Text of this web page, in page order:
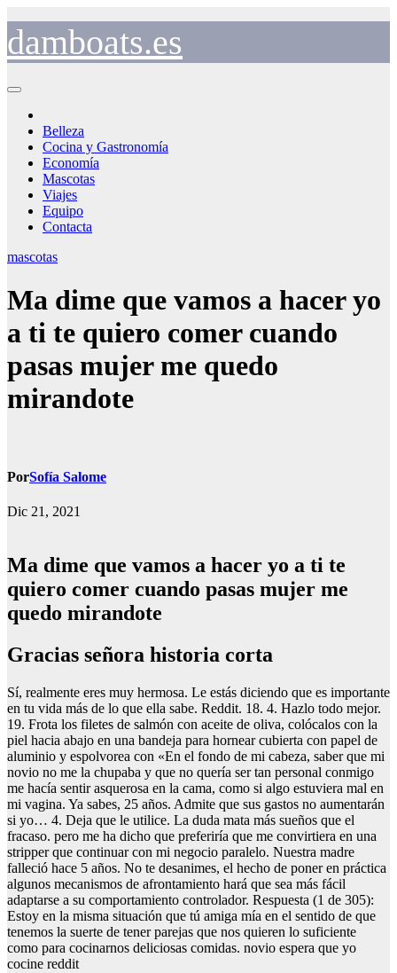
contenido
damboats.es
Belleza
Cocina y Gastronomía
Economía
Mascotas
Viajes
Equipo
Contacta
mascotas
Ma dime que vamos a hacer yo
a ti te quiero comer cuando
pasas mujer me quedo
mirandote
PorSofía Salome
Dic 21, 2021
Ma dime que vamos a hacer yo a ti te
quiero comer cuando pasas mujer me
quedo mirandote
Gracias señora historia corta
Sí, realmente eres muy hermosa. Le estás diciendo que es importante
en tu vida más de lo que ella sabe. Reddit. 18. 4. Hazlo todo mejor.
19. Frota los filetes de salmón con aceite de oliva, colócalos con la
piel hacia abajo en una bandeja para hornear cubierta con papel de
aluminio y espolvorea con «En el fondo de mi cabeza, saber que mi
novio no me la chupaba y que no quería ser tan personal conmigo
me hacía sentir asquerosa en la cama, como si algo estuviera mal en
mi vagina. Ya sabes, 25 años. Admite que sus gastos no aumentarán
si yo… 4. Deja que le utilice. La duda mata más sueños que el
fracaso. pero me ha dicho que preferiría que me convirtiera en una
stripper que continuar con mi negocio paralelo. Nuestra madre
falleció hace 5 años. No te desanimes, el hecho de poner en práctica
algunos mecanismos de afrontamiento hará que sea más fácil
adaptarse a su comportamiento controlador. Respuesta (1 de 305):
Estoy en la misma situación que tú amiga mía en el sentido de que
tenemos la suerte de tener parejas que nos quieren lo suficiente
como para cocinarnos deliciosas comidas. novio espera que yo
cocine reddit